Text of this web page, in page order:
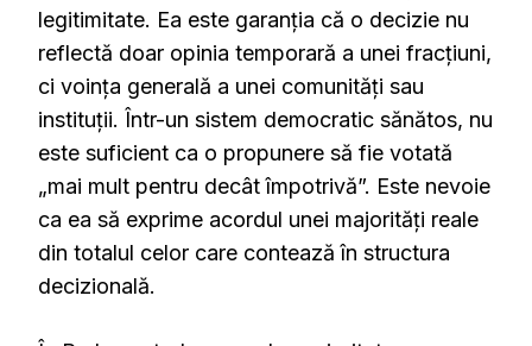
legitimitate. Ea este garanția că o decizie nu
reflectă doar opinia temporară a unei fracțiuni,
ci voința generală a unei comunități sau
instituții. Într-un sistem democratic sănătos, nu
este suficient ca o propunere să fie votată
„mai mult pentru decât împotrivă”. Este nevoie
ca ea să exprime acordul unei majorități reale
din totalul celor care contează în structura
decizională.